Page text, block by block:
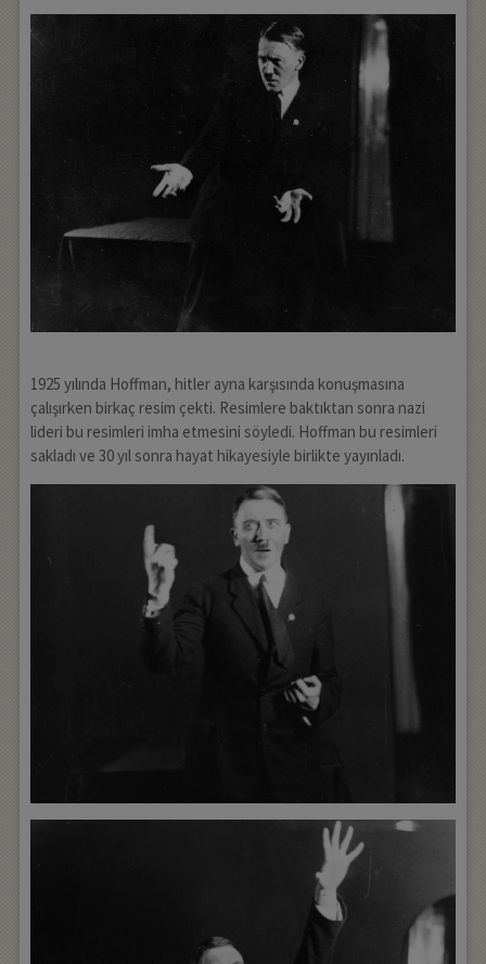
1925 yılında Hoffman, hitler ayna karşısında konuşmasına
çalışırken birkaç resim çekti. Resimlere baktıktan sonra nazi
lideri bu resimleri imha etmesini söyledi. Hoffman bu resimleri
sakladı ve 30 yıl sonra hayat hikayesiyle birlikte yayınladı.